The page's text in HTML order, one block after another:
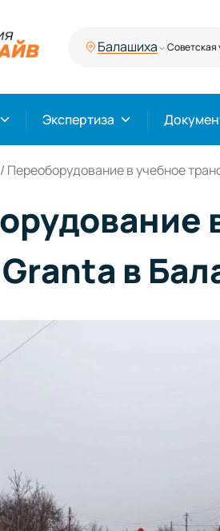
Балашиха Советская
Экспертиза
/ Переоборудование в учебное
в